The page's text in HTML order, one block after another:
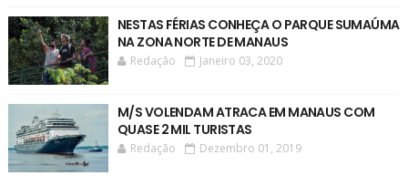
NESTAS FÉRIAS CONHEÇA O PARQUE SUMAÚMA
NA ZONA NORTE DE MANAUS
Redação Janeiro 03, 2020
M/S VOLENDAM ATRACA EM MANAUS COM
QUASE 2 MIL TURISTAS
Redação Dezembro 01, 2019